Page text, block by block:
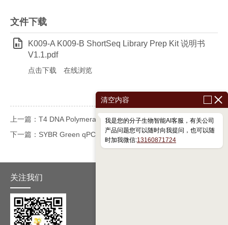
文件下载
K009-A K009-B ShortSeq Library Prep Kit 说明书
V1.1.pdf
点击下载 在线浏览
上一篇：T4 DNA Polymerase K011-A K011-B K011-C K011-D
下一篇：SYBR Green qPCR Mix（with Rox）
关注我们
清空内容
我是您的分子生物智能AI客服，有关公司
产品问题您可以随时向我提问，也可以随
时加我微信:13160871724